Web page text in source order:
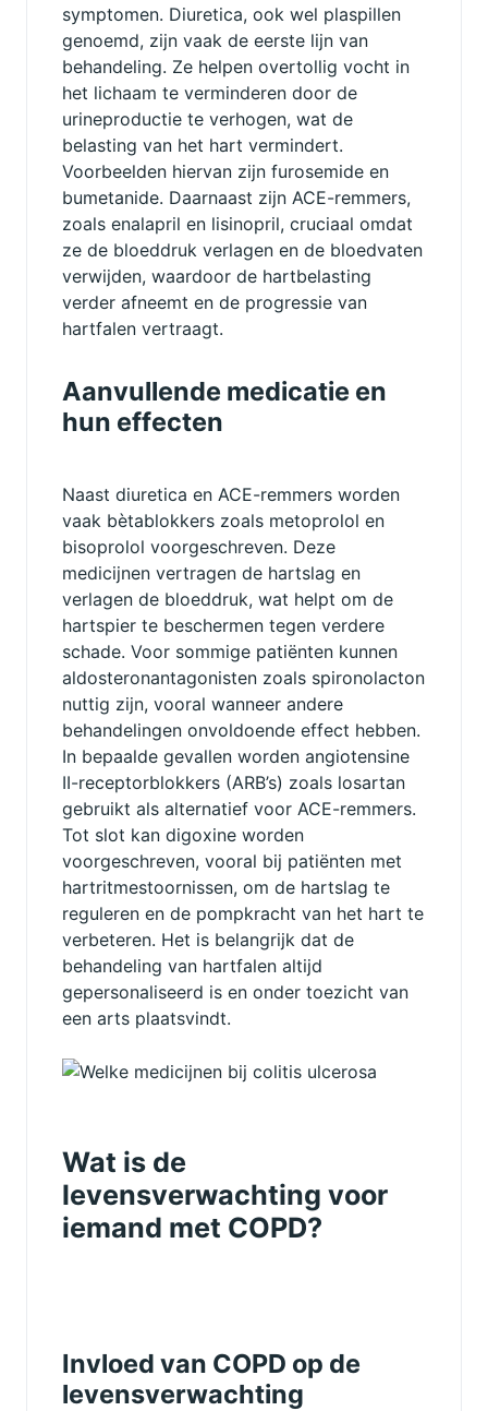
symptomen. Diuretica, ook wel plaspillen
genoemd, zijn vaak de eerste lijn van
behandeling. Ze helpen overtollig vocht in
het lichaam te verminderen door de
urineproductie te verhogen, wat de
belasting van het hart vermindert.
Voorbeelden hiervan zijn furosemide en
bumetanide. Daarnaast zijn ACE-remmers,
zoals enalapril en lisinopril, cruciaal omdat
ze de bloeddruk verlagen en de bloedvaten
verwijden, waardoor de hartbelasting
verder afneemt en de progressie van
hartfalen vertraagt.
Aanvullende medicatie en
hun effecten
Naast diuretica en ACE-remmers worden
vaak bètablokkers zoals metoprolol en
bisoprolol voorgeschreven. Deze
medicijnen vertragen de hartslag en
verlagen de bloeddruk, wat helpt om de
hartspier te beschermen tegen verdere
schade. Voor sommige patiënten kunnen
aldosteronantagonisten zoals spironolacton
nuttig zijn, vooral wanneer andere
behandelingen onvoldoende effect hebben.
In bepaalde gevallen worden angiotensine
II-receptorblokkers (ARB’s) zoals losartan
gebruikt als alternatief voor ACE-remmers.
Tot slot kan digoxine worden
voorgeschreven, vooral bij patiënten met
hartritmestoornissen, om de hartslag te
reguleren en de pompkracht van het hart te
verbeteren. Het is belangrijk dat de
behandeling van hartfalen altijd
gepersonaliseerd is en onder toezicht van
een arts plaatsvindt.
Wat is de
levensverwachting voor
iemand met COPD?
Invloed van COPD op de
levensverwachting